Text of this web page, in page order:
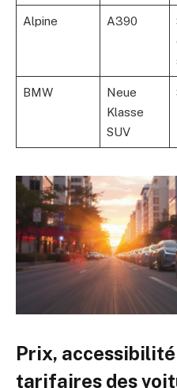
Alpine A390
BMW
Neue
Klasse
SUV
Prix,
tarifaires des